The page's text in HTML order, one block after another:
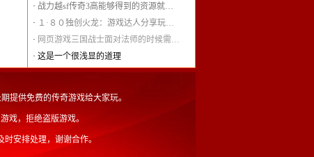
· 战力越sf传奇3高能够得到的资源就…
· １·８０独创火龙：游戏达人分享玩…
· 网页游戏三国战士面对法师的时候需…
· 这是一个很浅显的道理
期提供免费的传奇游戏给大家玩。
戏，拒绝盗版游戏。
安排处理，谢谢合作。